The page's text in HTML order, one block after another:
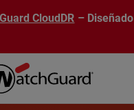
CloudDR – Diseñado